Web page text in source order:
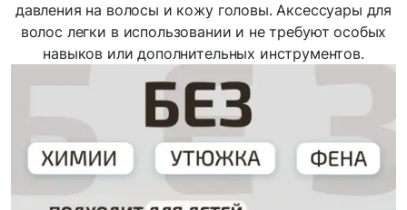
давления на волосы и кожу головы. Аксессуары для
волос легки в использовании и не требуют особых
навыков или дополнительных инструментов.